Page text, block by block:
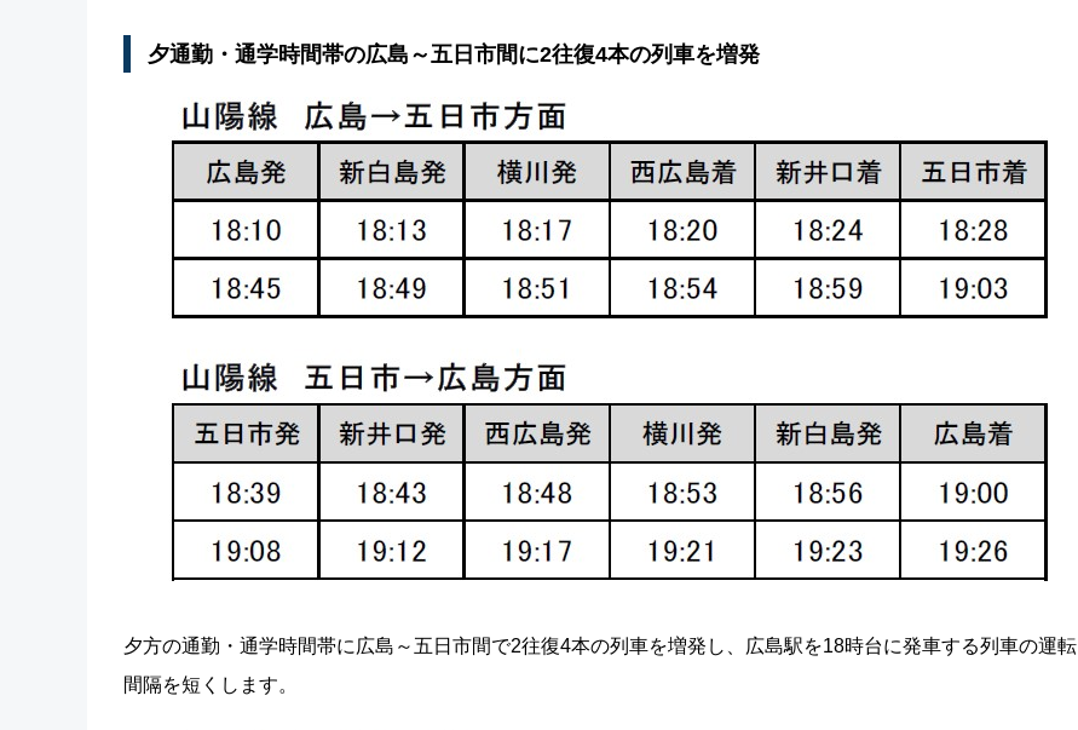
夕通勤・通学時間帯の広島～五日市間に2往復4本の列車を増発
夕方の通勤・通学時間帯に広島～五日市間で2往復4本の列車を増発し、広島駅を18時台に発車する列車の運転
間隔を短くします。